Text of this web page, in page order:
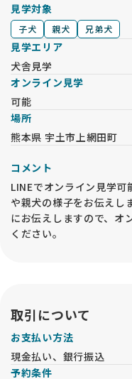
見学対象
子犬 親犬 兄弟犬
見学エリア
犬舎見学
オンライン見学
可能
場所
熊本県 宇土市上網田町
コメント
LINEでオンライン見学
や親犬の様子をお伝えし
にお伝えしますので、オ
ください。
取引について
お支払い方法
現金払い、銀行振込
予約条件